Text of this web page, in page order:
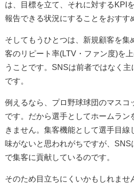
は、目標を立て、それに対するKPI
報告できる状況にすることをおすす
そしてもうひとつは、新規顧客を集
客のリピート率(LTV・ファン度)を
うことです。SNSは前者ではなく
です。
例えるなら、プロ野球球団のマスコ
です。だから選手としてホームラン
きません。集客機能として選手目線
味がないと思われがちですが、SNS
で集客に貢献しているのです。
そのため目立ちにくいかもしれませ